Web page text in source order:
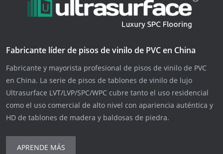
Fabricante líder de pisos de vinilo de PVC en China
Fabricante y mayorista profesional de pisos de vinilo de PVC
en China. La serie de pisos de tablones de vinilo de lujo
Ultrasurface LVT/LVP/SPC/WPC cubre tanto el uso residencial
como el uso comercial de alto nivel con apariencia auténtica y
HD de tablones de madera y baldosas de piedra.
APRENDE MÁS